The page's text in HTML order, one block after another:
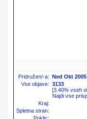
Pridružen/-a: Ned Okt
Vse objave: 3133
[3.40% vseh
Najdi vse
Kraj:
Spletna stran: